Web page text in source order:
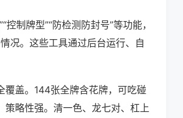
制牌型”“防检测防封号”等功能，
况。这些工具通过后台运行、自
盖。144张全牌含花牌，可吃碰
略性强。清一色、龙七对、杠上